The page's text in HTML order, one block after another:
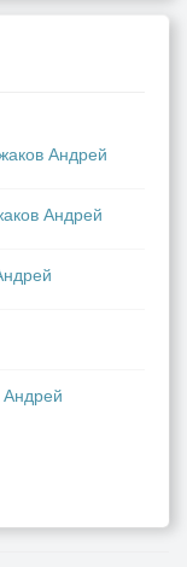
Андрей
Андрей